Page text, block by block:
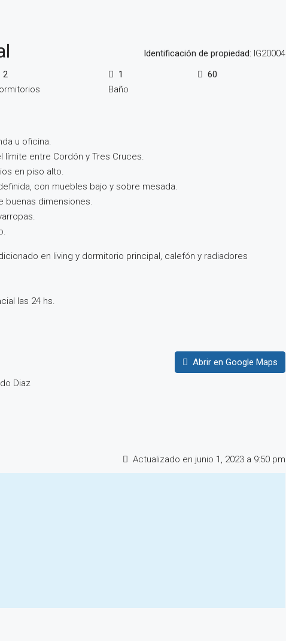
Identificación de propiedad: IG20004
2
1
Baño
60
u oficina.
límite entre Cordón y Tres Cruces.
en piso alto.
con muebles bajo y sobre mesada.
buenas dimensiones.
en living y dormitorio principal, calefón y radiadores
las 24 hs.
Abrir en Google Maps
Diaz
Actualizado en junio 1, 2023 a 9:50 pm